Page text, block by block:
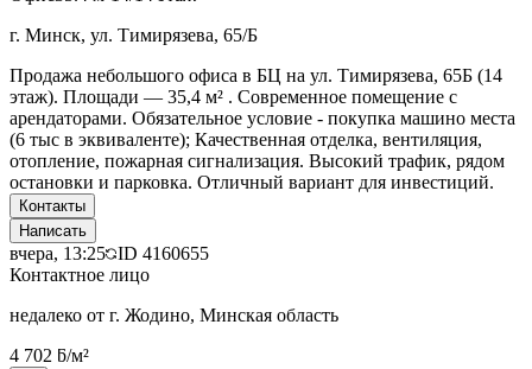
г. Минск, ул. Тимирязева, 65/Б
Продажа небольшого офиса в БЦ на ул. Тимирязева, 65Б (14
этаж). Площади — 35,4 м² . Современное помещение с
арендаторами. Обязательное условие - покупка машино места
(6 тыс в эквиваленте); Качественная отделка, вентиляция,
отопление, пожарная сигнализация. Высокий трафик, рядом
остановки и парковка. Отличный вариант для инвестиций.
Контакты
Написать
вчера, 13:25 ID 4160655
Контактное лицо
недалеко от г. Жодино, Минская область
4 702 ƃ/м²